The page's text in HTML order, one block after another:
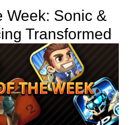
Week: Sonic &
Transformed